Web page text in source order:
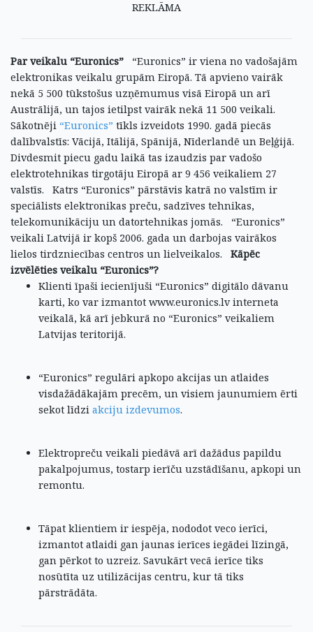
REKLĀMA
Par veikalu “Euronics”
“Euronics” ir viena no vadošajām
elektronikas veikalu grupām Eiropā. Tā apvieno vairāk
nekā 5 500 tūkstošus uzņēmumus visā Eiropā un arī
Austrālijā, un tajos ietilpst vairāk nekā 11 500 veikali.
Sākotnēji “Euronics” tīkls izveidots 1990. gadā piecās
dalībvalstīs: Vācijā, Itālijā, Spānijā, Nīderlandē un Beļģijā.
Divdesmit piecu gadu laikā tas izaudzis par vadošo
elektrotehnikas tirgotāju Eiropā ar 9 456 veikaliem 27
valstīs.
Katrs “Euronics” pārstāvis katrā no valstīm ir
speciālists elektronikas preču, sadzīves tehnikas,
telekomunikāciju un datortehnikas jomās.
“Euronics”
veikali Latvijā ir kopš 2006. gada un darbojas vairākos
lielos tirdzniecības centros un lielveikalos.
Kāpēc
izvēlēties veikalu “Euronics”?
Klienti īpaši iecienījuši “Euronics” digitālo dāvanu
karti, ko var izmantot www.euronics.lv interneta
veikalā, kā arī jebkurā no “Euronics” veikaliem
Latvijas teritorijā.
“Euronics” regulāri apkopo akcijas un atlaides
visdažādākajām precēm, un visiem jaunumiem ērti
sekot līdzi akciju izdevumos.
Elektropreču veikali piedāvā arī dažādus papildu
pakalpojumus, tostarp ierīču uzstādīšanu, apkopi un
remontu.
Tāpat klientiem ir iespēja, nododot veco ierīci,
izmantot atlaidi gan jaunas ierīces iegādei līzingā,
gan pērkot to uzreiz. Savukārt vecā ierīce tiks
nosūtīta uz utilizācijas centru, kur tā tiks
pārstrādāta.